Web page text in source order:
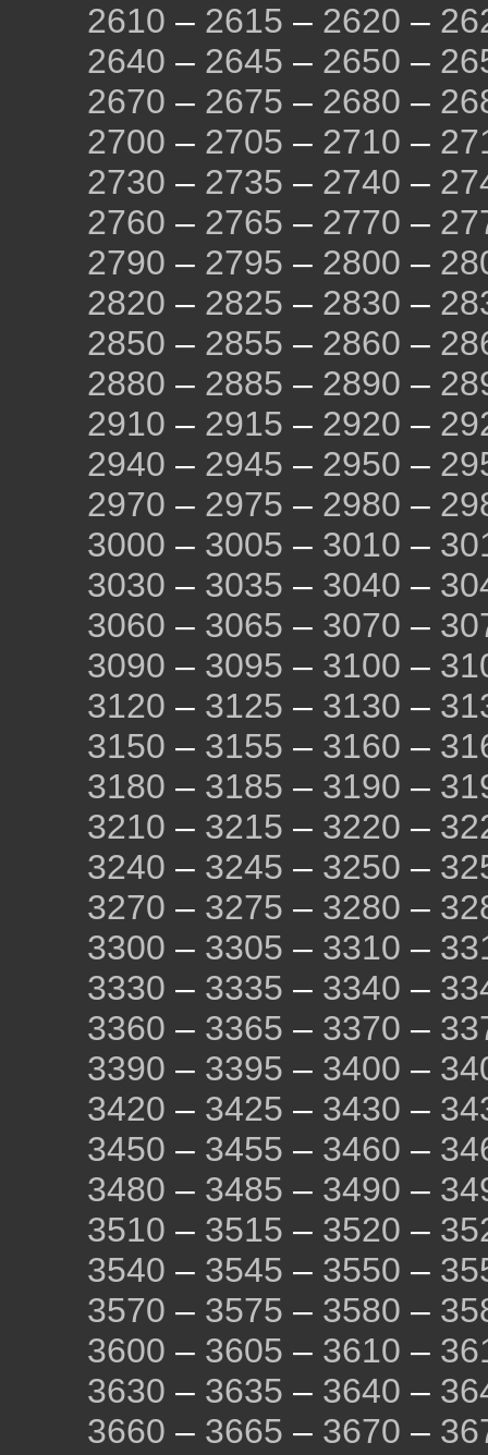
2610 – 2615 – 2620 –
2640 – 2645 – 2650 –
2670 – 2675 – 2680 –
2700 – 2705 – 2710 –
2730 – 2735 – 2740 –
2760 – 2765 – 2770 –
2790 – 2795 – 2800 –
2820 – 2825 – 2830 –
2850 – 2855 – 2860 –
2880 – 2885 – 2890 –
2910 – 2915 – 2920 –
2940 – 2945 – 2950 –
2970 – 2975 – 2980 –
3000 – 3005 – 3010 –
3030 – 3035 – 3040 –
3060 – 3065 – 3070 –
3090 – 3095 – 3100 –
3120 – 3125 – 3130 –
3150 – 3155 – 3160 –
3180 – 3185 – 3190 –
3210 – 3215 – 3220 –
3240 – 3245 – 3250 –
3270 – 3275 – 3280 –
3300 – 3305 – 3310 –
3330 – 3335 – 3340 –
3360 – 3365 – 3370 –
3390 – 3395 – 3400 –
3420 – 3425 – 3430 –
3450 – 3455 – 3460 –
3480 – 3485 – 3490 –
3510 – 3515 – 3520 –
3540 – 3545 – 3550 –
3570 – 3575 – 3580 –
3600 – 3605 – 3610 –
3630 – 3635 – 3640 –
3660 – 3665 – 3670 –